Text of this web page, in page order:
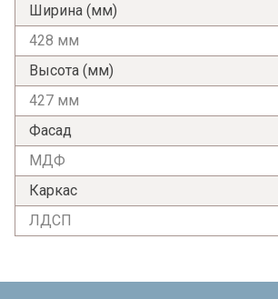
Ширина (мм)
428 мм
Высота (мм)
427 мм
Фасад
МДФ
Каркас
ЛДСП